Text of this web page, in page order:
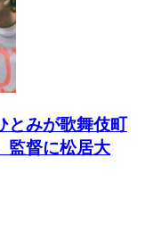
とみが歌舞伎町
監督に松居大